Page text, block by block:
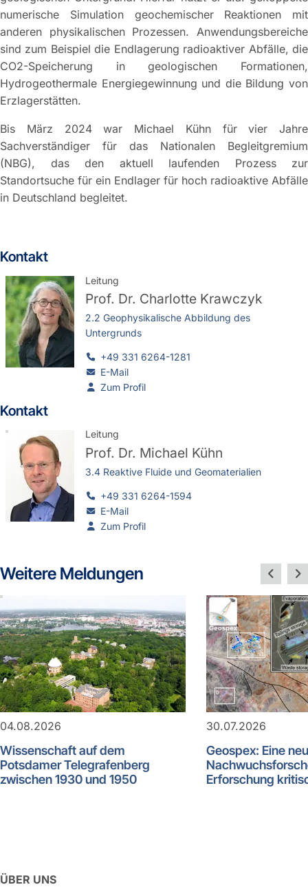
numerische Simulation geochemischer Reaktionen mit
anderen physikalischen Prozessen. Anwendungsbereiche
sind zum Beispiel die Endlagerung radioaktiver Abfälle, die
CO2-Speicherung in geologischen Formationen,
Hydrogeothermale Energiegewinnung und die Bildung von
Erzlagerstätten.
Bis März 2024 war Michael Kühn für vier Jahre
Sachverständiger für das Nationalen Begleitgremium
(NBG), das den aktuell laufenden Prozess zur
Standortsuche für ein Endlager für hoch radioaktive Abfälle
in Deutschland begleitet.
Kontakt
Leitung
Prof. Dr. Charlotte Krawczyk
2.2 Geophysikalische Abbildung des
Untergrunds
+49 331 6264-1281
E-Mail
Zum Profil
Kontakt
Leitung
Prof. Dr. Michael Kühn
3.4 Reaktive Fluide und Geomaterialien
+49 331 6264-1594
E-Mail
Zum Profil
Weitere Meldungen
04.08.2026
Wissenschaft auf dem
Potsdamer Telegrafenberg
zwischen 1930 und 1950
30.07.2026
Geospex: Eine
Erforschung
ÜBER UNS